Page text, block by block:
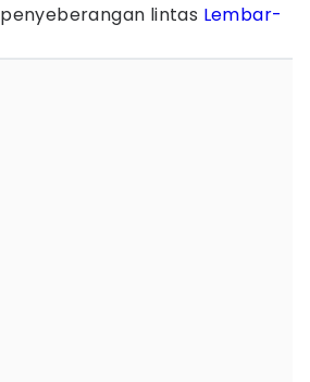
penyeberangan lintas Lembar-